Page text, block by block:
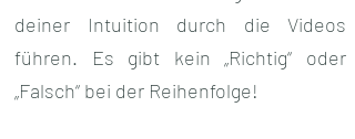
deiner Intuition durch die Videos
führen. Es gibt kein „Richtig“ oder
„Falsch“ bei der Reihenfolge!